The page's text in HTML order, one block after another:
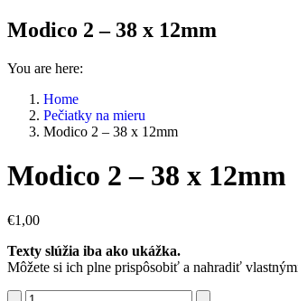
Modico 2 – 38 x 12mm
You are here:
Home
Pečiatky na mieru
Modico 2 – 38 x 12mm
Modico 2 – 38 x 12mm
€1,00
Texty slúžia iba ako ukážka.
Môžete si ich plne prispôsobiť a nahradiť
množstvo